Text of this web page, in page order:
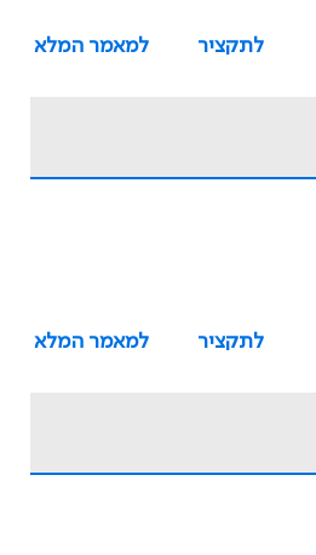
לתקציר
למאמר המלא
לתקציר
למאמר המלא